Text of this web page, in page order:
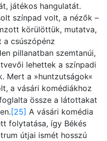
játékos hangulatát.
színpad volt, a nézők –
körülöttük, mutatva,
a csúszópénz
pillanatban szemtanúi,
lehettek a színpadi
Mert a »huntzutságok«
a vásári komédiákhoz
össze a látottakat
[25] A vásári komédia
folytatása, így Békés
útjai ismét hosszú